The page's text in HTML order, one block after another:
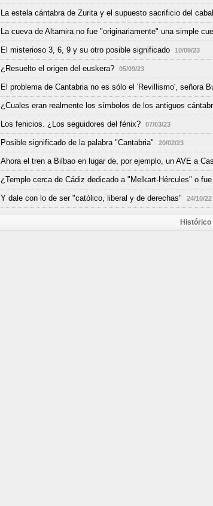
La estela cántabra de Zurita y el supuesto sacrificio del
La cueva de Altamira no fue "originariamente" una simple
El misterioso 3, 6, 9 y su otro posible significado 10/09/23
¿Resuelto el origen del euskera? 05/09/23
El problema de Cantabria no es sólo el 'Revillismo', señora
¿Cuales eran realmente los símbolos de los antiguos
Los fenicios. ¿Los seguidores del fénix? 07/03/23
Posible significado de la palabra "Cantabria" 20/02/23
Ahora el tren a Bilbao en lugar de, por ejemplo, un AVE a
¿Templo cerca de Cádiz dedicado a "Melkart-Hércules" o
Y dale con lo de ser "católico, liberal y de derechas" 24/10/22
Histórico